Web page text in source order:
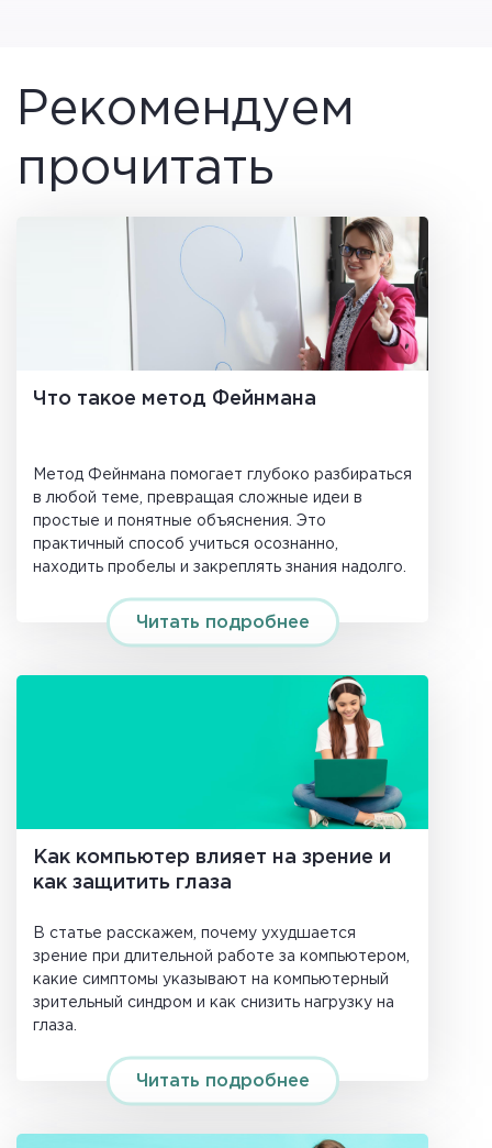
Рекомендуем
прочитать
Что такое метод Фейнмана
Метод Фейнмана помогает глубоко разбираться
в любой теме, превращая сложные идеи в
простые и понятные объяснения. Это
практичный способ учиться осознанно,
находить пробелы и закреплять знания надолго.
Читать подробнее
Как компьютер влияет на зрение и
как защитить глаза
В статье расскажем, почему ухудшается
зрение при длительной работе за компьютером,
какие симптомы указывают на компьютерный
зрительный синдром и как снизить нагрузку на
глаза.
Читать подробнее